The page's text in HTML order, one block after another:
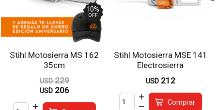
Stihl Motosierra MS 162
35cm
10%
OFF
USD 229
USD 206
Stihl Motosierra MSE 141
Electrosierra
USD 212
Comprar